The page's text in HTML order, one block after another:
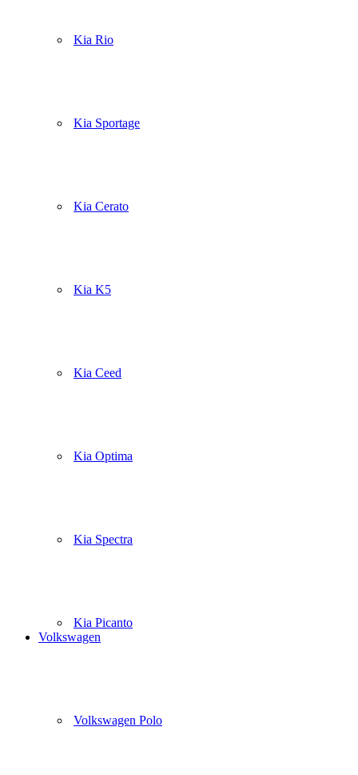
Kia Rio
Kia Sportage
Kia Cerato
Kia K5
Kia Ceed
Kia Optima
Kia Spectra
Kia Picanto
Volkswagen
Volkswagen Polo